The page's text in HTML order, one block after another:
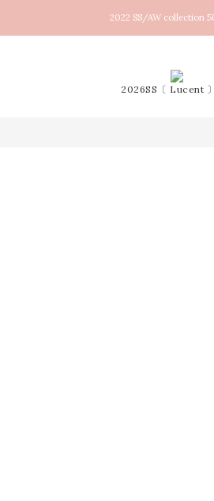
New arrival！2026SS
2022 SS/AW collection
2026SS〔 Lucent